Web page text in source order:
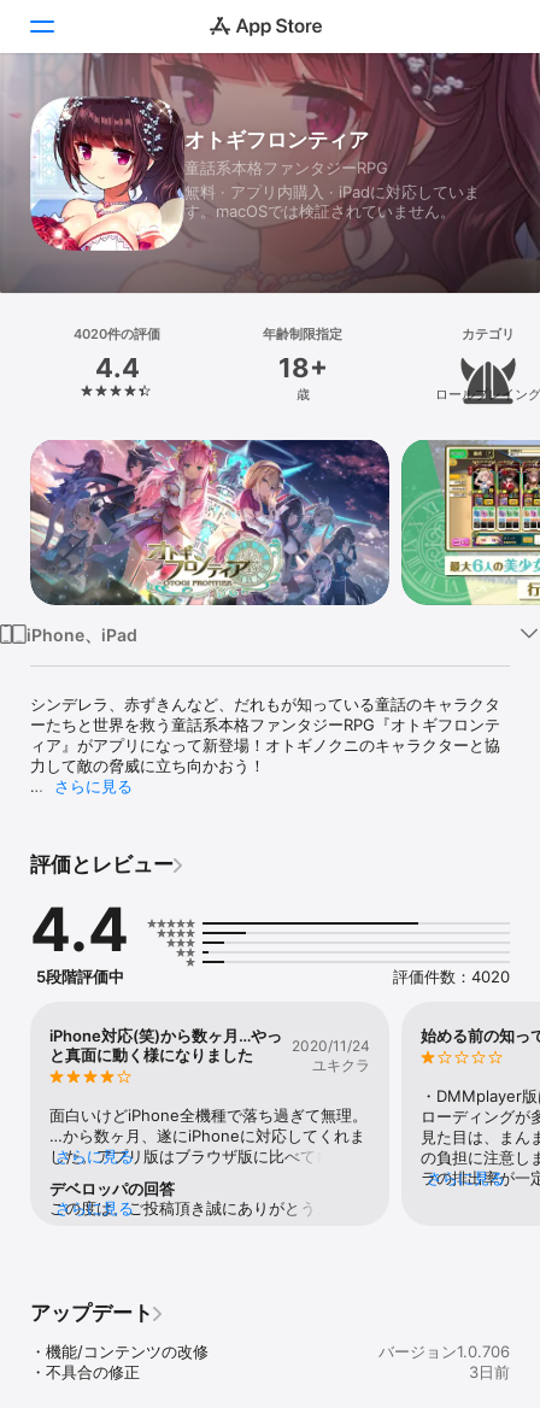
Today
ゲーム
アプリ
Arcade
検索
プラットフォーム
iPhone
iPad
Mac
Vision
Watch
TV
オトギフロンティア
童話系本格ファンタジーRPG
無料 · アプリ内購入 · iPadに対応していま
す。macOSでは検証されていません。
4020件の評価
4.4
年齢制限指定
18+
歳
カテゴリ
ロールプレイング
iPhone、iPad
シンデレラ、赤ずきんなど、だれもが知っている童話のキャラクタ
ーたちと世界を救う童話系本格ファンタジーRPG『オトギフロンテ
ィア』がアプリになって新登場！オトギノクニのキャラクターと協
力して敵の脅威に立ち向かおう！
リアルタイムバトル、ターン制バトルなど複数のバトルシステムを
◆遊び尽くせないほどのコンテンツ量
塔、神殿、レイド、ユニゾン、十二迷宮などたくさん存在するコン
テンツ量！複数あるコンテンツを遊びつくせ！
現実とは違うどこかにある絵本の中の世界 『オトギノクニ』。これ
は、その不思議の世界に調和をもたらす為の冒険の物語。
人間たちが想像を膨らませることで生まれ、力を得てきたおとぎ話
の登場人物たちが暮らす世界 『オトギノクニ』。主人公が持ってい
た強力な力は「エルマイト」。オトギノクニにおける聖なる力。こ
のエルマイトと、相反するディマイト（悪の力）の２つのバランス
今、そのバランスは崩れ、オトギノクニに異変が起き始めていた…
◆アプリ価格
アプリ本体：基本プレイ無料
※ご利用前に必ず利用規約をご確認ください。
さらに見る
評価とレビュー
4.4
5段階評価中 評価件数：4020
iPhone対応(笑)から数ヶ月…やっ
と真面に動く様になりました
2020/11/24
ユキクラ
面白いけどiPhone全機種で落ち過ぎて無理。
…から数ヶ月、遂にiPhoneに対応してくれま
した。アプリ版はブラウザ版に比べてロード
ます。エロはスマホでもブラウザ版が起動で
きるので其方でどうぞ。ただし何もかもが遅
じ様な不具合をイベントの度に繰り返し、補
填のアイテムを毎回配るスタイルはPC版のサ
ービス開始から数年たった今でも変わってま
せん。その分アイテム配布量は多いのです
が…。
さらに見る
デベロッパの回答
この度は、ご投稿頂き誠にありがとうござい
手数をお掛け致しますが、ゲームタイトル画
とダウンロードが発生し、改善となりますの
でお試しいただけますと幸いです。 また、本
さらに見る
始める前の知っ
・DMMplayer
ローディングが
見た目は、まん
の負担に注意し
ラの排出率が
と、1年前のキ
で100倍程のダ
のキャラを入
さらに見る
アップデート
・機能/コンテンツの改修
・不具合の修正
バージョン1.0.706
3日前